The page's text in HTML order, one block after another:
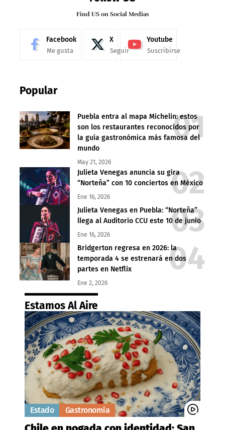
Find US on Social Medias
Facebook
Me gusta
X
Seguir
Youtube
Suscribirse
Popular
Puebla entra al mapa Michelin: estos
son los restaurantes reconocidos por
la guía gastronómica más famosa del
mundo
May 21, 2026
Julieta Venegas anuncia su gira
“Norteña” con 10 conciertos en México
Ene 16, 2026
Julieta Venegas en Puebla: “Norteña”
llega al Auditorio CCU este 10 de junio
Ene 16, 2026
Bridgerton regresa en 2026: la
temporada 4 se estrenará en dos
partes en Netflix
Ene 2, 2026
Estamos Al Aire
Estado Gastronomía